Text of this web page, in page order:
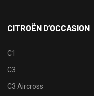
CITROËN D’OCCASION
C1
C3
C3 Aircross